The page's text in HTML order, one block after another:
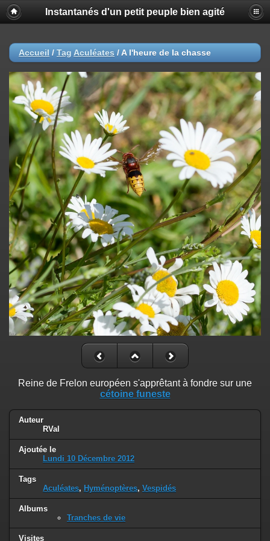
Instantanés d'un petit peuple bien agité
Accueil / Tag Aculéates / A l'heure de la chasse
Reine de Frelon européen s'apprêtant à fondre sur une
cétoine funeste
Auteur
RVal
Ajoutée le
Lundi 10 Décembre 2012
Tags
Aculéates, Hyménoptères, Vespidés
Albums
Tranches de vie
Visites